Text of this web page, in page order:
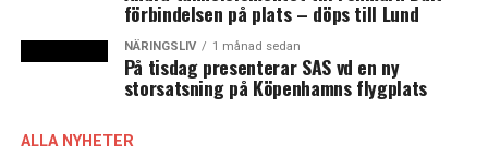
i olika möten. På grund av brexit tvingas EMA flytta från
London för att vara kvar inom EU.
– Men när regeringen väl fattat sitt beslut är det enligt
utrikespolitiken, säger Anders Lönnberg.
förbindelsen på plats – döps till Lund
NÄRINGSLIV 1 månad sedan
På tisdag presenterar SAS vd en ny
storsatsning på Köpenhamns flygplats
ALLA NYHETER